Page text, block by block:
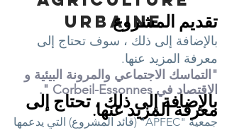
Urbaineتقديم المشروع
بالإضافة إلى ذلك ، سوف تحتاج إلى
معرفة المزيد عنها.
"التماسك الاجتماعي والمرونة البيئية و
الاقتصاد في Corbeil-Essonnes ".
بالإضافة إلى ذلك ، تحتاج إلى
معرفة المزيد عنها.جمعية "APFEC" (قائد المشروع) التي يدعمها